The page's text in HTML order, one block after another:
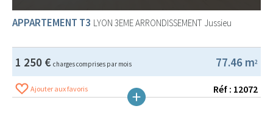
APPARTEMENT T3 LYON 3EME ARRONDISSEMENT Jussieu
77.46 m2
1 250 € charges comprises par mois
Ajouter aux favoris Réf : 12072